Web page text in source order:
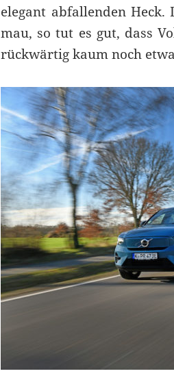
elegant abfallenden
mau, so tut es gut, dass
rückwärtig kaum noch